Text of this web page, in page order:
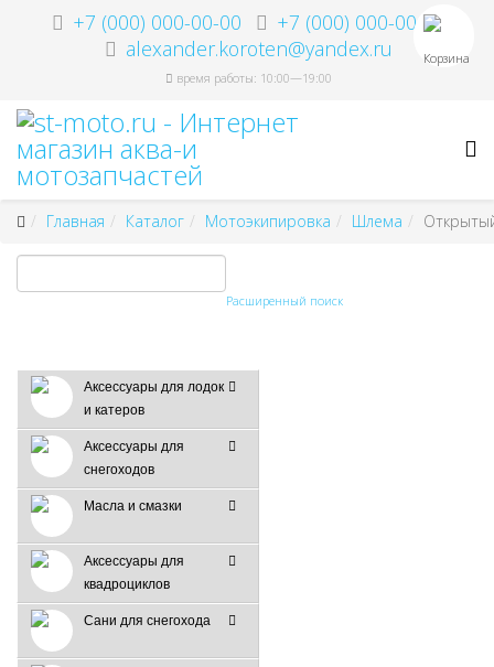
+7 (000) 000-00-00
+7 (000) 000-00-00
alexander.koroten@yandex.ru
время работы: 10:00—19:00
Корзина
Главная Каталог Мотоэкипировка Шлема
Расширенный поиск
Аксессуары для лодок
и катеров
Аксессуары для
снегоходов
Масла и смазки
Аксессуары для
квадроциклов
Сани для снегохода